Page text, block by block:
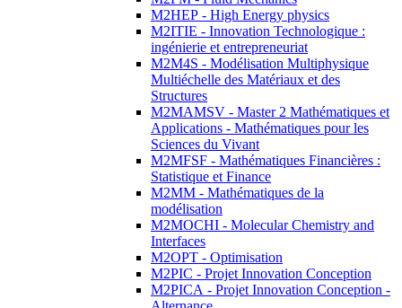
M2HEP - High Energy physics
M2ITIE - Innovation Technologique :
ingénierie et entrepreneuriat
M2M4S - Modélisation Multiphysique
Multiéchelle des Matériaux et des
Structures
M2MAMSV - Master 2 Mathématiques et
Applications - Mathématiques pour les
Sciences du Vivant
M2MFSF - Mathématiques Financières :
Statistique et Finance
M2MM - Mathématiques de la
modélisation
M2MOCHI - Molecular Chemistry and
Interfaces
M2OPT - Optimisation
M2PIC - Projet Innovation Conception
M2PICA - Projet Innovation Conception -